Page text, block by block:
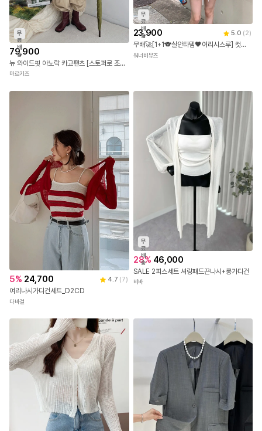
무
료
배
송
79,900
뉴 와이드핏 아노락 카고팬츠 [스토퍼로 조거팬츠]
마르키즈
무
료
배
송
23,900 5.0 (2)
무배🚀[1+1🐨살안타템🖤여리시스루] 컷팅 시스루 썸머 가디건 브이넥 여름 얇은 긴팔 자개 단추 오버핏 아우터 커버업 데일리룩 바캉스룩 휴양지룩 휴가룩 7COL
워너비뮤즈
5% 24,700 4.7 (7)
여리나시가디건세트_D2CD
다바걸
무
료
배
송
28% 46,000
SALE 2피스세트 셔링패드끈나시+롱가디건
비바